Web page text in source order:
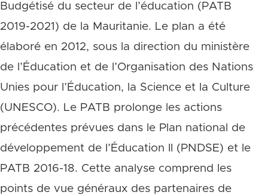
Budgétisé du secteur de l’éducation (PATB
2019-2021) de la Mauritanie. Le plan a été
élaboré en 2012, sous la direction du ministère
de l’Éducation et de l’Organisation des Nations
Unies pour l’Éducation, la Science et la Culture
(UNESCO). Le PATB prolonge les actions
précédentes prévues dans le Plan national de
développement de l’Éducation II (PNDSE) et le
PATB 2016-18. Cette analyse comprend les
points de vue généraux des partenaires de